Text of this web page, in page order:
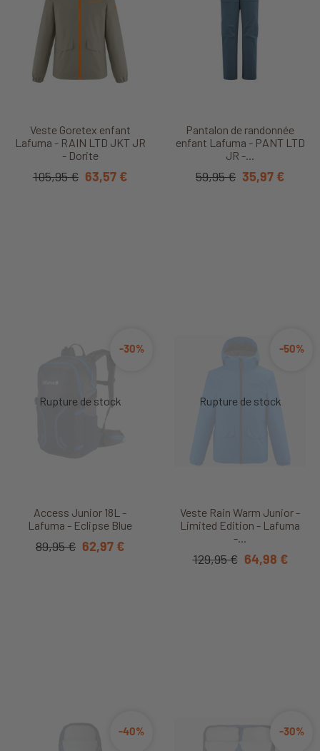
Veste Goretex enfant
Lafuma - RAIN LTD JKT JR
- Dorite
105,95 € 63,57 €
Pantalon de randonnée
enfant Lafuma - PANT LTD
JR -...
59,95 € 35,97 €
Access Junior 18L -
Lafuma - Eclipse Blue
-30%
89,95 € 62,97 €
Veste Rain Warm Junior -
Limited Edition - Lafuma
-...
-50%
129,95 € 64,98 €
-40% -30%